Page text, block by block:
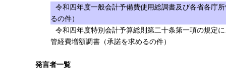
令和四年度一般会計予備費使用総調書及び各省各庁
るの件）
令和四年度特別会計予算総則第二十条第一項の規定
管経費増額調書（承諾を求めるの件）
発言者一覧